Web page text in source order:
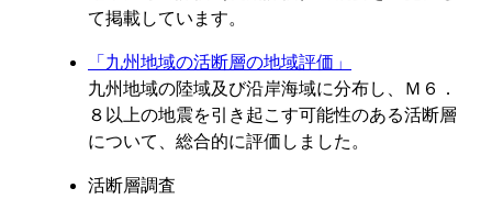
て掲載しています。
「九州地域の活断層の地域評価」
九州地域の陸域及び沿岸海域に分布し、Ｍ６．
８以上の地震を引き起こす可能性のある活断層
について、総合的に評価しました。
活断層調査